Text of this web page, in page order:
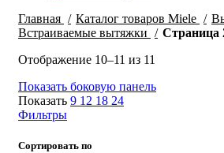
Главная Каталог товаров Miele
Встраиваемые вытяжки
Страница
Отображение 10–11 из 11
возрастанию
Показать боковую панель
Показать 9 12 18 24
Фильтры
Сортировать по